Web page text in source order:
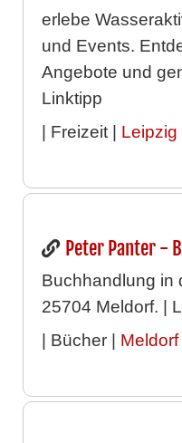
erlebe
und Events.
Angebote und
Linktipp
| Freizeit | Leipzig
Peter Panter -
Buchhandlung in
25704 Meldorf. |
| Bücher | Meldorf